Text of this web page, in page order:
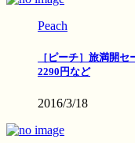
Peach
［ピーチ］旅満開
2290円など
2016/3/18